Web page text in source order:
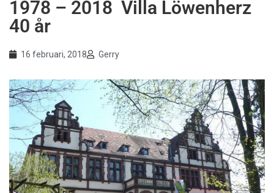
1978 – 2018 Villa Löwenherz
40 år
16 februari, 2018 Gerry